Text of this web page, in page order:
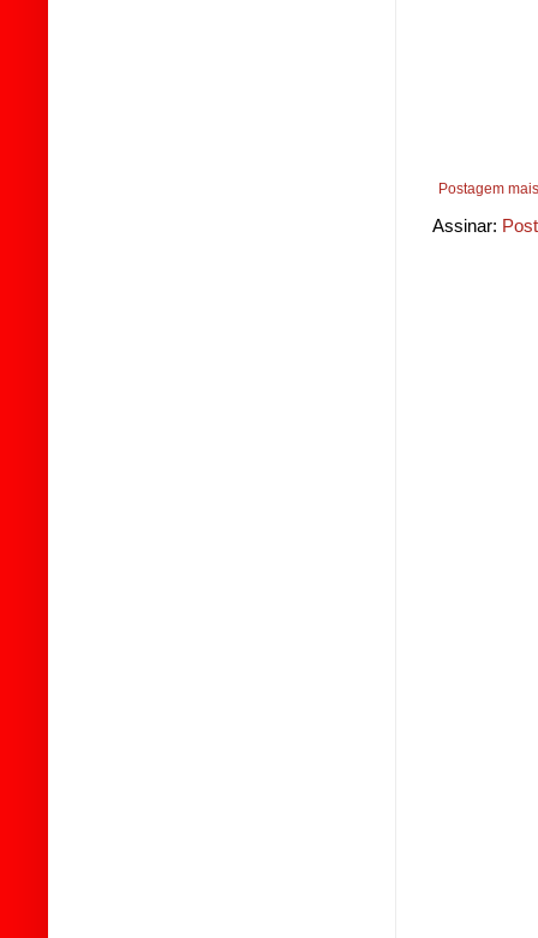
Postagem
Assinar: